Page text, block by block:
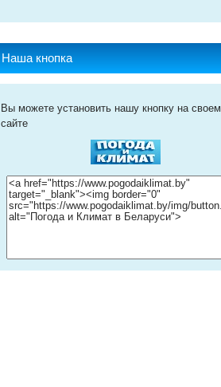
Наша кнопка
Вы можете установить нашу кнопку на своем
сайте